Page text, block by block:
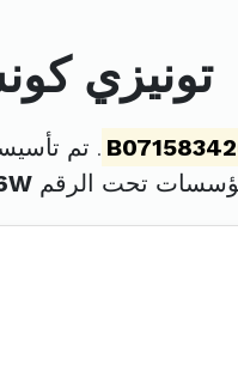
تونيزي
تحت الرقم